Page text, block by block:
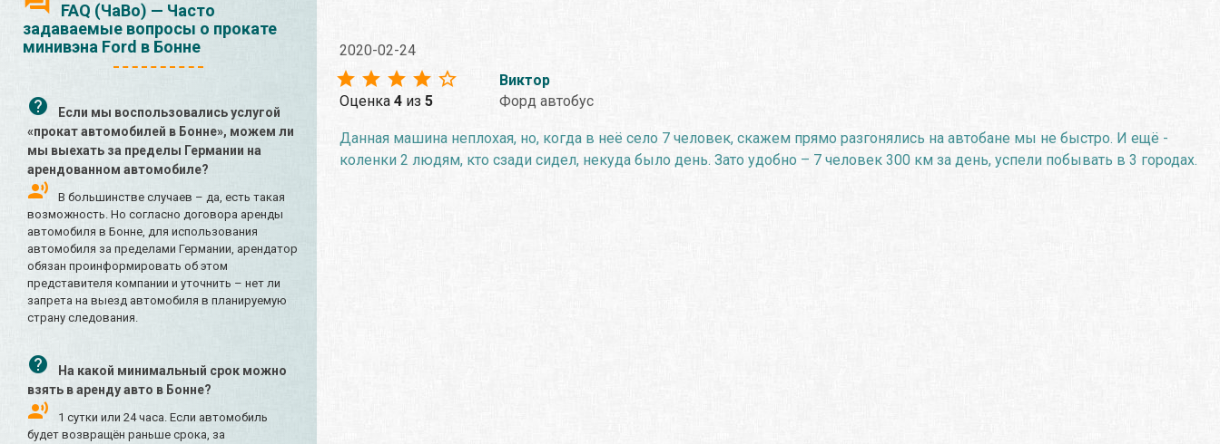
FAQ (ЧаВо) — Часто
задаваемые вопросы о прокате
минивэна Ford в Бонне
Если мы воспользовались услугой
«прокат автомобилей в Бонне», можем ли
мы выехать за пределы Германии на
арендованном автомобиле?
В большинстве случаев – да, есть такая
возможность. Но согласно договора аренды
автомобиля в Бонне, для использования
автомобиля за пределами Германии, арендатор
обязан проинформировать об этом
представителя компании и уточнить – нет ли
запрета на выезд автомобиля в планируемую
страну следования.
На какой минимальный срок можно
взять в аренду авто в Бонне?
1 сутки или 24 часа. Если автомобиль
будет возвращён раньше срока, за
2020-02-24
Оценка 4из 5
Виктор
Форд автобус
Данная машина неплохая, но, когда в неё село 7 человек, скажем прямо разгонялись на автобане мы не быстро. И ещё -
коленки 2 людям, кто сзади сидел, некуда было день. Зато удобно – 7 человек 300 км за день, успели побывать в 3 городах.